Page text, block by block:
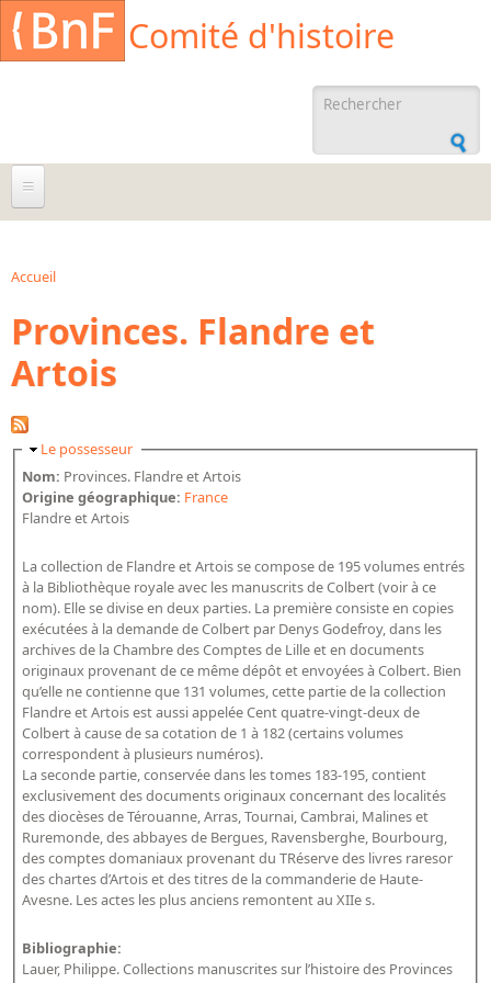
Aller au contenu principal
Comité d'histoire
recherche
À propos
Agenda
Ressources documentaires
Archives administratives
Bibliographie sur la BnF
Bibliographie historique de la Bibliothèque nationale de
France
Dictionnaire de la BnF
Dictionnaire BnF : recherche avancée
Dictionnaire BnF : index
Dictionnaire des fonds spéciaux et des principales collections et
provenances
Recherche de fonds, collections et provenances
L'histoire de la BnF en objets
Explorer
Organigrammes de la bibliothèque
Rapports d'activité de la Bibliothèque
Répertoire
Accueil
Provinces. Flandre et
Artois
Masquer
Le possesseur
Nom: Provinces. Flandre et Artois
Origine géographique: France
Flandre et Artois
La collection de Flandre et Artois se compose de 195 volumes entrés
à la Bibliothèque royale avec les manuscrits de Colbert (voir à ce
nom). Elle se divise en deux parties. La première consiste en copies
exécutées à la demande de Colbert par Denys Godefroy, dans les
archives de la Chambre des Comptes de Lille et en documents
originaux provenant de ce même dépôt et envoyées à Colbert. Bien
qu’elle ne contienne que 131 volumes, cette partie de la collection
Flandre et Artois est aussi appelée Cent quatre-vingt-deux de
Colbert à cause de sa cotation de 1 à 182 (certains volumes
correspondent à plusieurs numéros).
La seconde partie, conservée dans les tomes 183-195, contient
exclusivement des documents originaux concernant des localités
des diocèses de Térouanne, Arras, Tournai, Cambrai, Malines et
Ruremonde, des abbayes de Bergues, Ravensberghe, Bourbourg,
des comptes domaniaux provenant du TRéserve des livres raresor
des chartes d’Artois et des titres de la commanderie de Haute-
Avesne. Les actes les plus anciens remontent au XIIe s.
Bibliographie:
Lauer, Philippe. Collections manuscrites sur l’histoire des Provinces
Cookies management panel